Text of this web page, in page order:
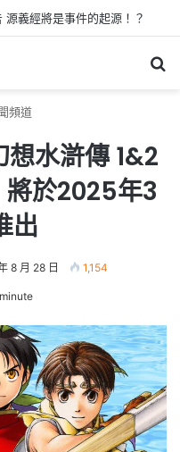
源義經將是事件的起源！？
頻道
想水滸傳 1&2
於2025年3
出
8 月 28 日 1,154